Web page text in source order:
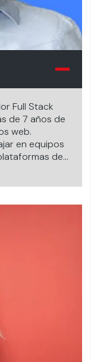
Full Stack
de 7 años de
web.
en equipos
de